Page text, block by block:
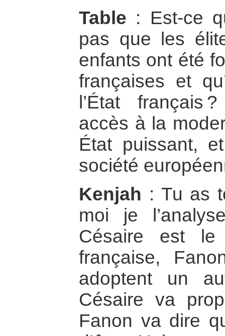
Table : Est-ce
pas que les
enfants ont été
françaises et
l’État français
accès à la
État puissant,
société
Kenjah : Tu as
moi je
Césaire est le
française,
adoptent un
Césaire va
Fanon va dire